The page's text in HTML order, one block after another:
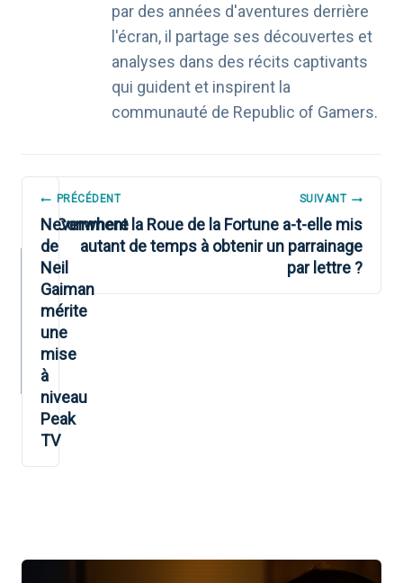
par des années d'aventures derrière
l'écran, il partage ses découvertes et
analyses dans des récits captivants
qui guident et inspirent la
communauté de Republic of Gamers.
NAVIGATION
DE
L’ARTICLE
PRÉCÉDENT
Neverwhere
de
Neil
Gaiman
mérite
une
mise
à
niveau
Peak
TV
SUIVANT
Comment la Roue de la Fortune a-t-elle mis
autant de temps à obtenir un parrainage
par lettre ?